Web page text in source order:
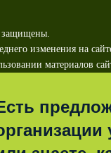
защищены.
изменения на
материалов